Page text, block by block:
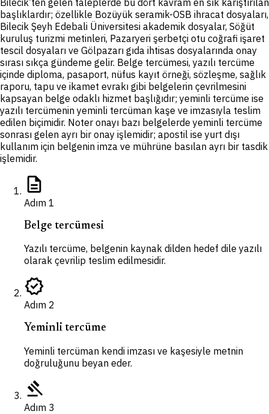
Bilecik’ten gelen taleplerde bu dört kavram en sık karıştırılan
başlıklardır; özellikle Bozüyük seramik-OSB ihracat dosyaları,
Bilecik Şeyh Edebali Üniversitesi akademik dosyalar, Söğüt
kuruluş turizmi metinleri, Pazaryeri şerbetçi otu coğrafi işaret
tescil dosyaları ve Gölpazarı gıda ihtisas dosyalarında onay
sırası sıkça gündeme gelir. Belge tercümesi, yazılı tercüme
içinde diploma, pasaport, nüfus kayıt örneği, sözleşme, sağlık
raporu, tapu ve ikamet evrakı gibi belgelerin çevrilmesini
kapsayan belge odaklı hizmet başlığıdır; yeminli tercüme ise
yazılı tercümenin yeminli tercüman kaşe ve imzasıyla teslim
edilen biçimidir. Noter onayı bazı belgelerde yeminli tercüme
sonrası gelen ayrı bir onay işlemidir; apostil ise yurt dışı
kullanım için belgenin imza ve mührüne basılan ayrı bir tasdik
işlemidir.
description
Adım 1
Belge tercümesi
Yazılı tercüme, belgenin kaynak dilden hedef dile yazılı
olarak çevrilip teslim edilmesidir.
verified
Adım 2
Yeminli tercüme
Yeminli tercüman kendi imzası ve kaşesiyle metnin
doğruluğunu beyan eder.
gavel
Adım 3